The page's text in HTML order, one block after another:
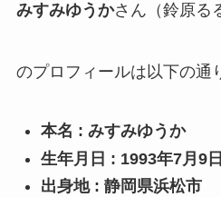
みすみゆうかさん（鈴原る
のプロフィールは以下の通
本名 : みすみゆうか
生年月日 : 1993年7月9
出身地 : 静岡県浜松市